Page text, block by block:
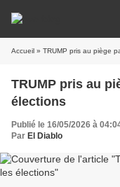
Accueil » TRUMP pris au piège
TRUMP pris au
élections
Publié le 16/05/2026 à
Par El Diablo